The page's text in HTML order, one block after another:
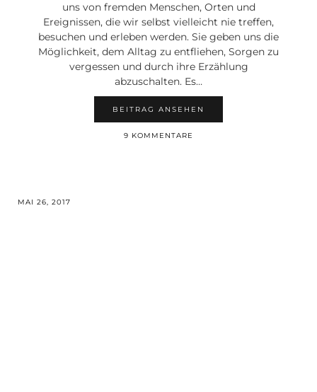
uns von fremden Menschen, Orten und
Ereignissen, die wir selbst vielleicht nie treffen,
besuchen und erleben werden. Sie geben uns die
Möglichkeit, dem Alltag zu entfliehen, Sorgen zu
vergessen und durch ihre Erzählung
abzuschalten. Es…
BEITRAG ANSEHEN
9 KOMMENTARE
MAI 26, 2017